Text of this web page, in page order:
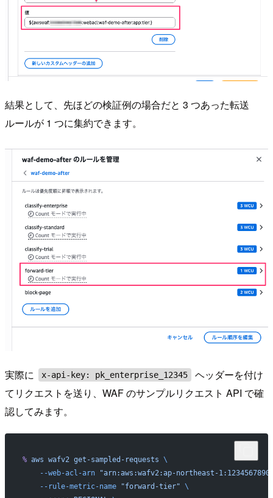
結果として、先ほどの検証例の場合だと 3 つあった転送
ルールが 1 つに集約できます。
実際に x-api-key: pk_enterprise_12345
ヘッダーを付け
てリクエストを送り、WAF のサンプルリクエスト API で確
認してみます。
% aws wafv2 get-sampled-requests \
    --web-acl-arn
"arn:aws:wafv2:ap-northeast-
    --rule-metric-name
"forward-tier" \